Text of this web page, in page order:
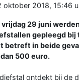
oktober 2018, 15:46
vrijdag 29 juni
gepleegd bij
betreft in beide
500 euro.
ontdekt bij de